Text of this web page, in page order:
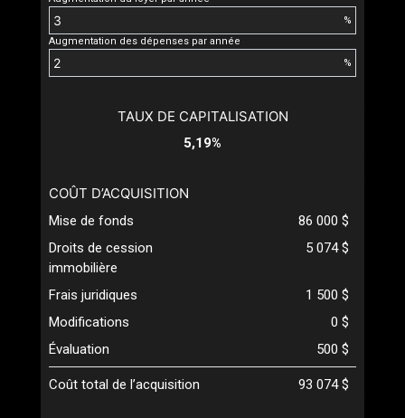
%
Augmentation des dépenses par année
%
TAUX DE CAPITALISATION
5,19%
COÛT D’ACQUISITION
Mise de fonds
86 000 $
Droits de cession
immobilière
5 074 $
Frais juridiques
1 500 $
Modifications
0 $
Évaluation
500 $
Coût total de l’acquisition 93 074 $